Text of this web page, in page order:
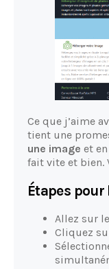
Ce que j’aime
tient une
une image et
fait vite et bien.
Étapes
Allez sur
Cliquez